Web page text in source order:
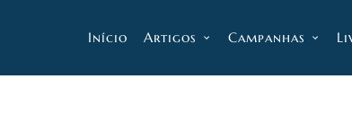
Início Artigos Campanhas